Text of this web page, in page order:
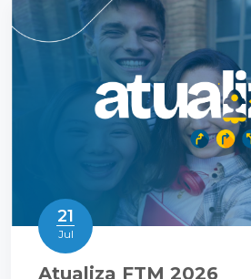
21
Jul
Atualiza FTM 2026